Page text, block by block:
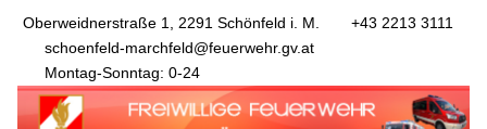
Oberweidnerstraße 1, 2291 Schönfeld i. M.
+43 2213 3111
schoenfeld-marchfeld@feuerwehr.gv.at
Montag-Sonntag: 0-24